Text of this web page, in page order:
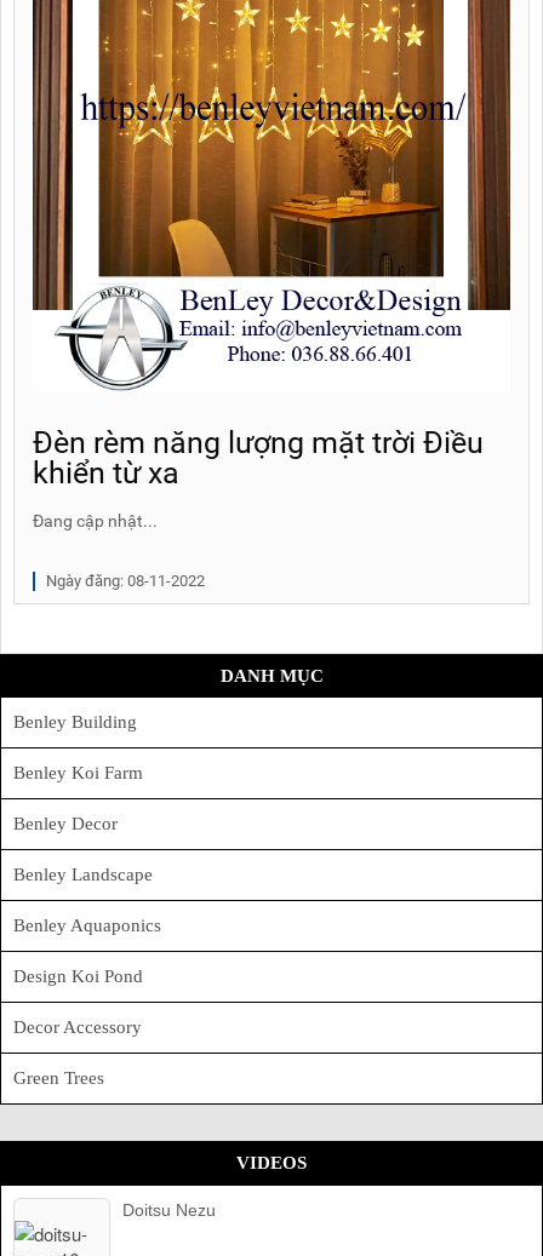
Đèn rèm năng lượng mặt trời Điều
khiển từ xa
Đang cập nhật...
Ngày đăng: 08-11-2022
DANH MỤC
Benley Building
Benley Koi Farm
Benley Decor
Benley Landscape
Benley Aquaponics
Design Koi Pond
Decor Accessory
Green Trees
VIDEOS
Doitsu Nezu